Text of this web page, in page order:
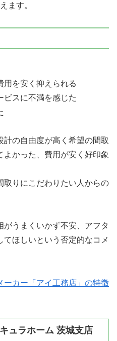
ます。
用を安く抑えられる
ビスに不満を感じた
の自由度が高く希望の間取
よかった、費用が安く好印象
取りにこだわりたい人からの
うまくいかず不安、アフタ
ほしいという否定的なコメ
ーカー「アイ工務店」の特徴
ュラホーム 茨城支店